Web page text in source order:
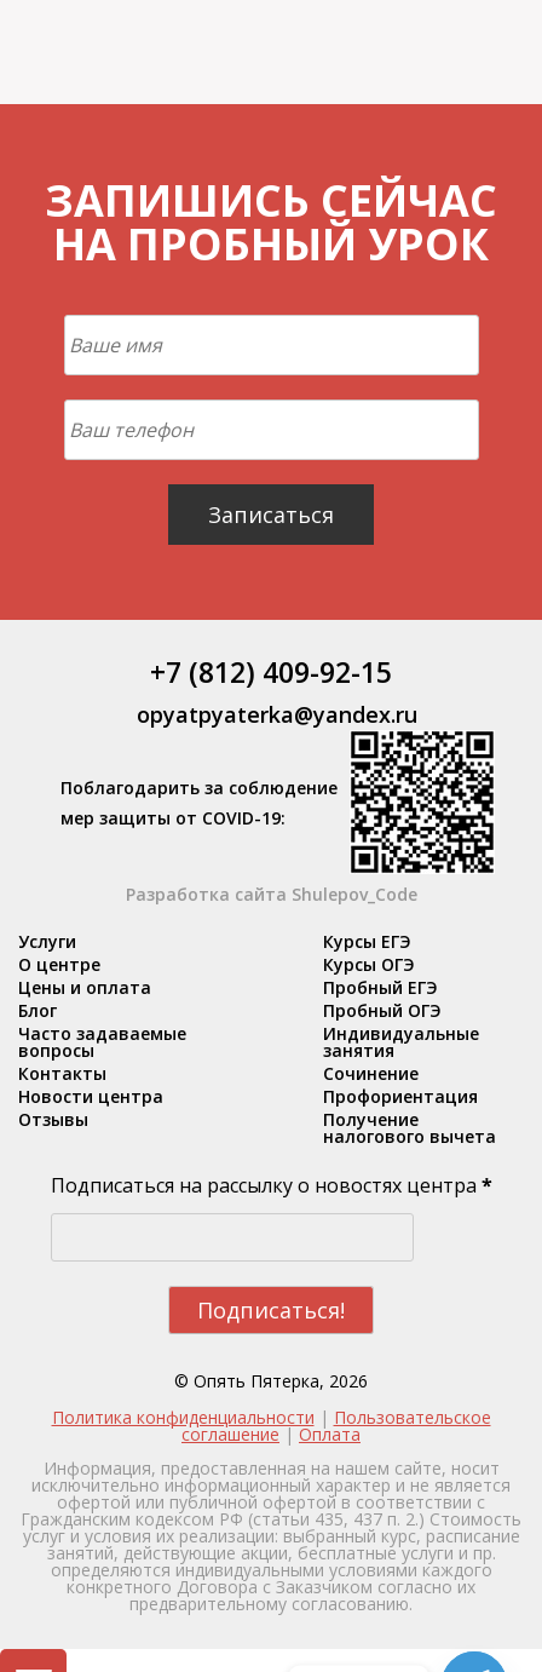
ЗАПИШИСЬ СЕЙЧАС
НА ПРОБНЫЙ УРОК
Подписаться на рассылку о новостях центра *
© Опять Пятерка, 2026
Услуги
О центре
Цены и оплата
Блог
Часто задаваемые
вопросы
Контакты
Новости центра
Отзывы
Курсы ЕГЭ
Курсы ОГЭ
Пробный ЕГЭ
Пробный ОГЭ
Индивидуальные
занятия
Сочинение
Профориентация
Получение
налогового вычета
+7 (812) 409-92-15
opyatpyaterka@yandex.ru
Поблагодарить за соблюдение
мер защиты от COVID-19:
Разработка сайта Shulepov_Code
Политика конфиденциальности | Пользовательское
соглашение|Оплата
Информация, предоставленная на нашем сайте, носит
исключительно информационный характер и не является
офертой или публичной офертой в соответствии с
Гражданским кодексом РФ (статьи 435, 437 п. 2.) Стоимость
услуг и условия их реализации: выбранный курс, расписание
занятий, действующие акции, бесплатные услуги и пр.
определяются индивидуальными условиями каждого
конкретного Договора с Заказчиком согласно их
предварительному согласованию.